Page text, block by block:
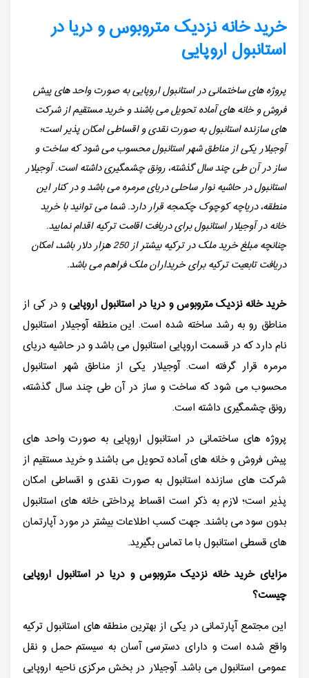
خرید خانه نزدیک متروبوس و دریا در
استانبول اروپایی
پروژه های ساختمانی در استانبول اروپایی به صورت واحد های پیش
فروش و خانه های آماده تحویل می باشند و خرید مستقیم از شرکت
های سازنده استانبول به صورت نقدی و اقساطی امکان پذیر است؛
آوجیلار یکی از مناطق شهر استانبول محسوب می شود که ساخت و
ساز در آن طی چند سال گذشته، رونق چشمگیری داشته است. آوجیلار
استانبول در حاشیه نوار ساحلی دریای مرمره می باشد و در کنار این
منطقه، دریاچه کوچوک چکمجه قرار دارد. شما می توانید با خرید
خانه در آوجیلار استانبول برای دریافت اقامت ترکیه اقدام نمایید.
چنانچه مبلغ خرید ملک در ترکیه بیشتر از 250 هزار دلار باشد، امکان
دریافت تابعیت ترکیه برای خریداران ملک فراهم می باشد.
خرید خانه نزدیک متروبوس و دریا در استانبول اروپایی و در کی از
مناطق رو به رشد ساخته شده است. این منطقه آوجیلار استانبول
نام دارد که در قسمت اروپایی استانبول می باشد و در حاشیه دریای
مرمره قرار گرفته است. آوجیلار یکی از مناطق شهر استانبول
محسوب می شود که ساخت و ساز در آن طی چند سال گذشته،
رونق چشمگیری داشته است.
پروژه های ساختمانی در استانبول اروپایی به صورت واحد های
پیش فروش و خانه های آماده تحویل می باشند و خرید مستقیم از
شرکت های سازنده استانبول به صورت نقدی و اقساطی امکان
پذیر است؛ لازم به ذکر است اقساط پرداختی خانه های استانبول
بدون سود می باشند. جهت کسب اطلاعات بیشتر در مورد آپارتمان
های قسطی استانبول با ما تماس بگیرید.
مزایای خرید خانه نزدیک متروبوس و دریا در استانبول اروپایی
چیست؟
این مجتمع آپارتمانی در یکی از بهترین منطقه های استانبول ترکیه
واقع شده است و دارای دسترسی آسان به سیستم حمل و نقل
عمومی استانبول می باشد. آوجیلار در بخش مرکزی ناحیه اروپایی